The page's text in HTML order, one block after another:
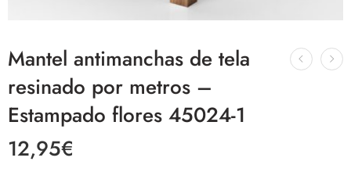
Mantel antimanchas de tela
resinado por metros –
Estampado flores 45024-1
12,95€